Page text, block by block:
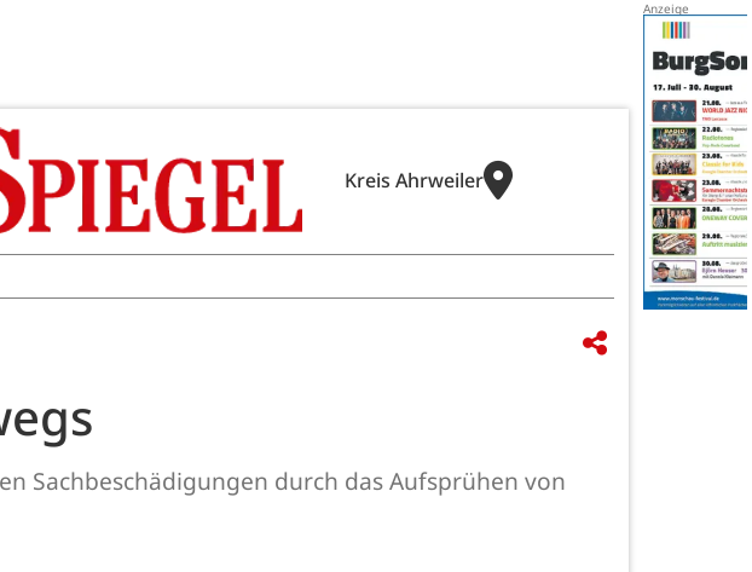
Kreis Ahrweiler
Sachbeschädigungen durch das Aufsprühen von